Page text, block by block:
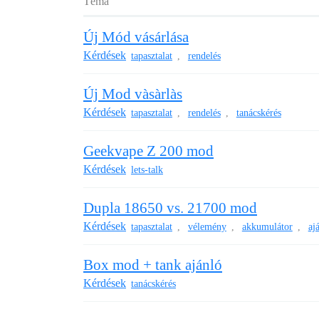
Új Mód vásárlása
Kérdések tapasztalat , rendelés
Új Mod vàsàrlàs
Kérdések tapasztalat , rendelés , tanácskérés
Geekvape Z 200 mod
Kérdések lets-talk
Dupla 18650 vs. 21700 mod
Kérdések tapasztalat , vélemény , akkumulátor ,
Box mod + tank ajánló
Kérdések tanácskérés